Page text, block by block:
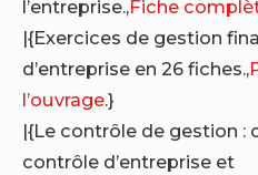
l’entreprise.,Fiche
|{Exercices de gestion
d’entreprise en 26 fiches.,
l’ouvrage.}
|{Le contrôle de gestion :
contrôle d’entreprise et